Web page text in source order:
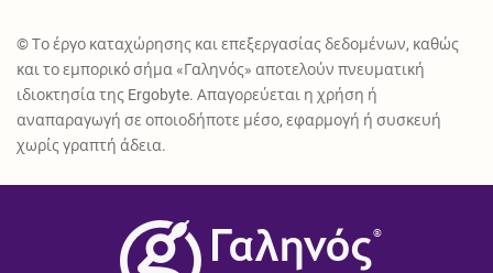
© Το έργο καταχώρησης και επεξεργασίας δεδομένων, καθώς
και το εμπορικό σήμα «Γαληνός» αποτελούν πνευματική
ιδιοκτησία της Ergobyte. Απαγορεύεται η χρήση ή
αναπαραγωγή σε οποιοδήποτε μέσο, εφαρμογή ή συσκευή
χωρίς γραπτή άδεια.
®